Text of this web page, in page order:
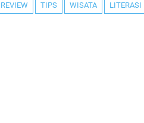
REVIEW TIPS WISATA LITERASI